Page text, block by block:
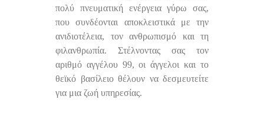
πολύ πνευματική ενέργεια γύρω σας,
που συνδέονται αποκλειστικά με την
ανιδιοτέλεια, τον ανθρωπισμό και τη
φιλανθρωπία. Στέλνοντας σας τον
αριθμό αγγέλου 99, οι άγγελοι και το
θεϊκό βασίλειο θέλουν να δεσμευτείτε
για μια ζωή υπηρεσίας.